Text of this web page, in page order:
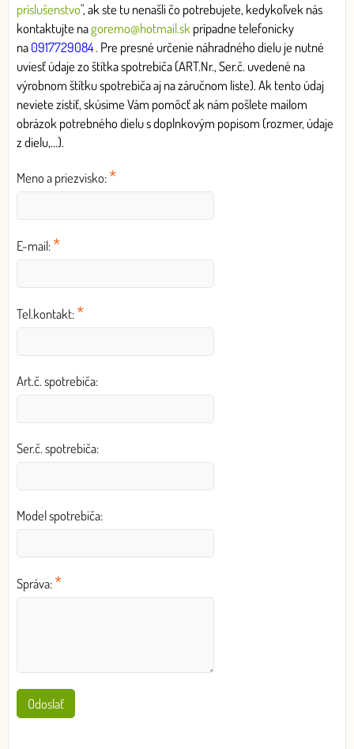
príslušenstvo", ak ste tu nenašli čo potrebujete, kedykoľvek nás
kontaktujte nagoremo@hotmail.sk prípadne telefonicky
na0917729084. Pre presné určenie náhradného dielu je nutné
uviesť údaje zo štítka spotrebiča (ART.Nr., Ser.č. uvedené na
výrobnom štítku spotrebiča aj na záručnom liste). Ak tento údaj
neviete zistiť, skúsime Vám pomôcť ak nám pošlete mailom
obrázok potrebného dielu s doplnkovým popisom (rozmer, údaje
z dielu,...).
Meno a priezvisko:*
E-mail:*
Tel.kontakt:*
Art.č. spotrebiča:
Ser.č. spotrebiča:
Model spotrebiča:
Správa:*
Odoslať